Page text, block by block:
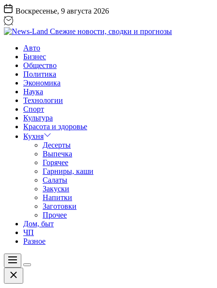
Перейти
к
содержанию
Воскресенье, 9 августа 2026
Land
Свежие
новости,
сводки
прогнозы
Авто
Бизнес
Общество
Политика
Экономика
Наука
Технологии
Спорт
Культура
Красота и здоровье
Кухня
Десерты
Выпечка
Горячее
Гарниры, каши
Салаты
Закуски
Напитки
Заготовки
Прочее
Дом, быт
ЧП
Разное
Меню
Цвет
Закрыть